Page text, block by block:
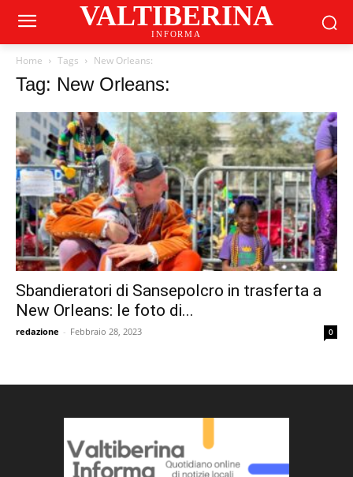
VALTIBERINA
INFORMA
Home Tags New Orleans:
Tag: New Orleans:
Sbandieratori di Sansepolcro in trasferta a
New Orleans: le foto di...
redazione - Febbraio 28, 2023 0